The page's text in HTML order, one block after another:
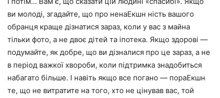
ви молоді, згадайте, що про ненаЕкшн ність вашого
обранця краще дізнатися зараз, коли у вас з майна
тільки фото, а не двоє дітей та іпотека. Якщо здорові —
подумайте, як добре, що ви дізналися про це зараз, а не
в період важкої хвороби, коли підтримка знадобиться
набагато більше. І навіть якщо все погано — пораЕкшн
те, що не витратите на того, хто не цінував вас, той